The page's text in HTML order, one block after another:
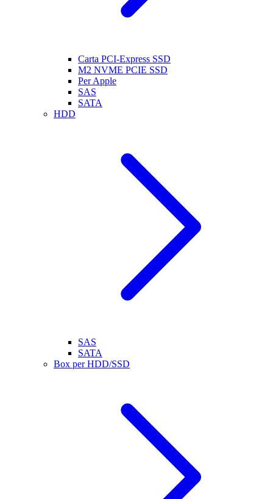
Carta PCI-Express SSD
M2 NVME PCIE SSD
Per Apple
SAS
SATA
HDD
SAS
SATA
Box per HDD/SSD